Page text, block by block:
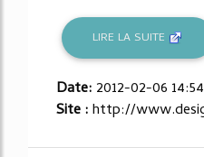
LIRE LA SUITE
Date: 2012-02-06
Site :http://